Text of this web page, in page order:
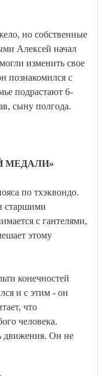
но собственные
Алексей начал
изменить свое
познакомился с
подрастают 6-
сыну полгода.
МЕДАЛИ»
по тхэквондо.
старшими
с гантелями,
этому
конечностей
и с этим - он
что
человека.
движения. Он не